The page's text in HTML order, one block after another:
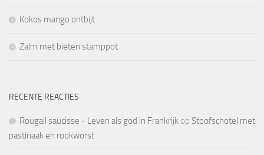
Kokos mango ontbijt
Zalm met bieten stamppot
RECENTE REACTIES
Rougail saucisse - Leven als god in Frankrijk op Stoofschotel met
pastinaak en rookworst